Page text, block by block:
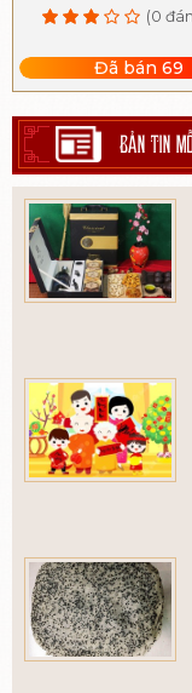
(0
Đã bán 69
BẢN TIN